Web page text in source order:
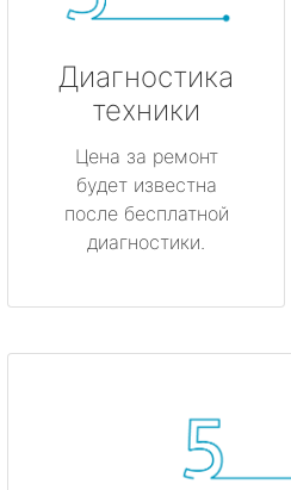
Диагностика
техники
Цена за ремонт
будет известна
после бесплатной
диагностики.